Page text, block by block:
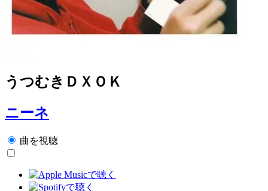
うつむきＤＸＯＫ
ニーネ
曲を視聴